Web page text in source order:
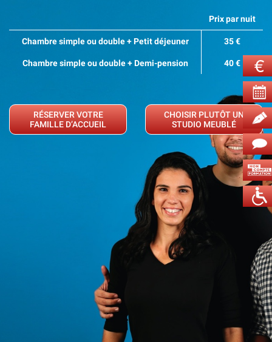
Prix par nuit
Chambre simple ou double + Petit déjeuner 35 €
Chambre simple ou double + Demi-pension 40 €
RÉSERVER VOTRE
FAMILLE D’ACCUEIL
CHOISIR PLUTÔT UN
STUDIO MEUBLÉ